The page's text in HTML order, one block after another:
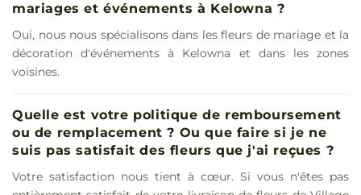
mariages et événements à Kelowna ?
Oui, nous nous spécialisons dans les fleurs de mariage et la
décoration d'événements à Kelowna et dans les zones
voisines.
Quelle est votre politique de remboursement
ou de remplacement ? Ou que faire si je ne
suis pas satisfait des fleurs que j'ai reçues ?
Votre satisfaction nous tient à cœur. Si vous n'êtes pas